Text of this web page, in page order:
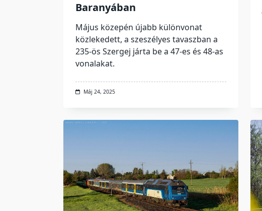
Baranyában
Május közepén újabb különvonat
közlekedett, a szeszélyes tavaszban a
235-ös Szergej járta be a 47-es és 48-as
vonalakat.
Máj 24, 2025